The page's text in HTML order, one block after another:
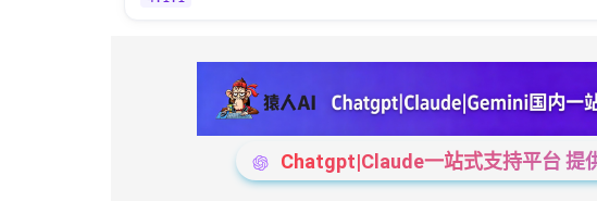
Chatgpt|Claude一站式支持平台 提